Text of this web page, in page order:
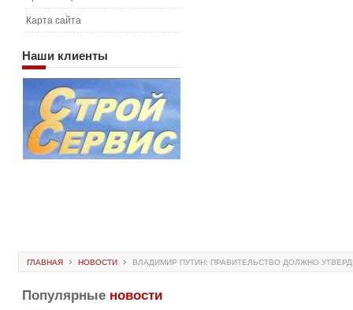
Карта сайта
Наши клиенты
ГЛАВНАЯ НОВОСТИ ВЛАДИМИР ПУТИН: ПРАВИТЕЛЬСТВО ДОЛЖНО
Популярные новости